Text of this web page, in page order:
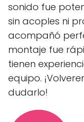
sonido fue
sin acoples ni
acompañó
montaje fue
tienen
equipo.
dudarlo!